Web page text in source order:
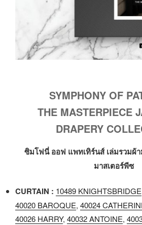
SYMPHONY OF
THE MASTERPIECE
DRAPERY
ซิมโฟนี่ ออฟ แพทเทิร์นส์ เล่มรวมผ้
มาสเตอร์พีซ
CURTAIN : 10489 KNIGHTSBRIDGE
40020 BAROQUE, 40024
40026 HARRY, 40032 ANTOINE,